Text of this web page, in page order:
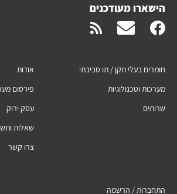
חומרים בעלי תקן / תו סביבתי
מערכות וטכנולוגיות
שרותים
אודות
פירסום
עסק ירוק
שאלות
צרו קשר
התחברות / הרשמה
הישארו מעודכנים